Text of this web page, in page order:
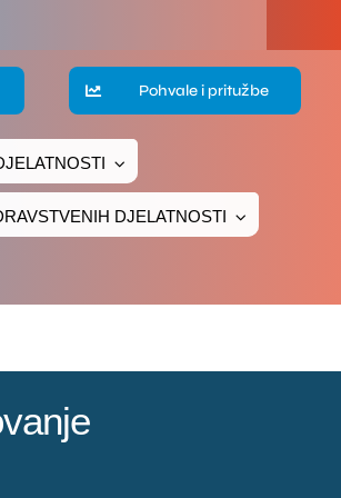
Pohvale i pritužbe
DJELATNOSTI